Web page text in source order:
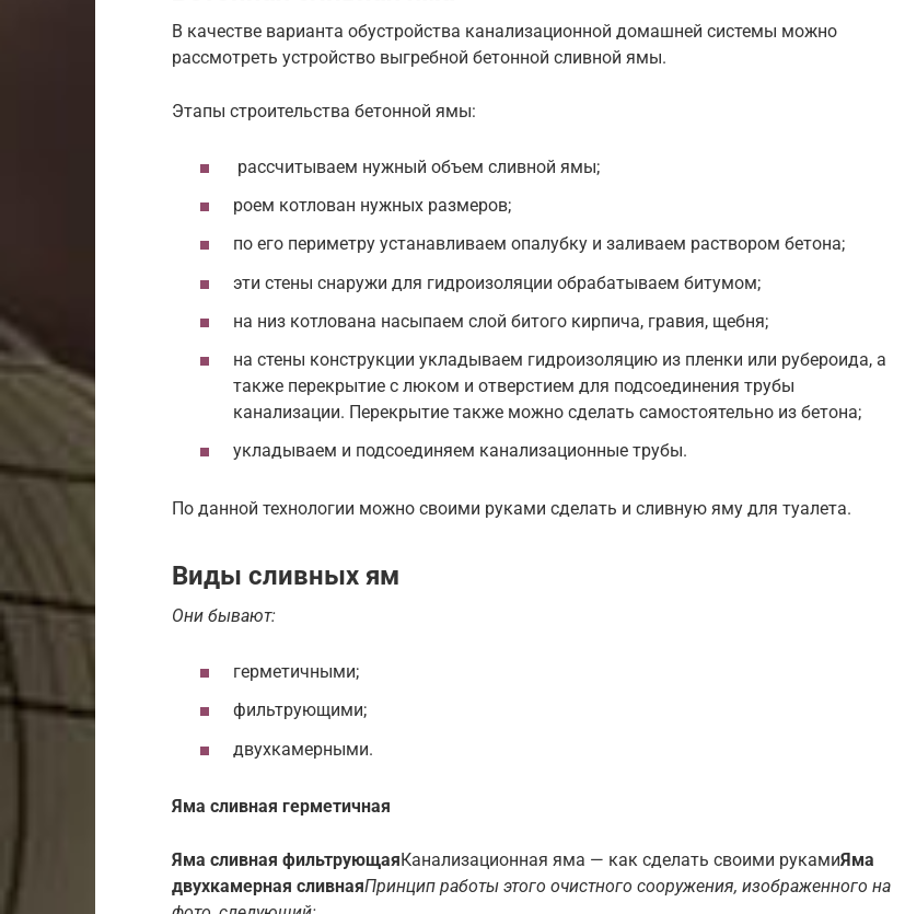
В качестве варианта обустройства канализационной домашней системы можно
рассмотреть устройство выгребной бетонной сливной ямы.
Этапы строительства бетонной ямы:
рассчитываем нужный объем сливной ямы;
роем котлован нужных размеров;
по его периметру устанавливаем опалубку и заливаем раствором бетона;
эти стены снаружи для гидроизоляции обрабатываем битумом;
на низ котлована насыпаем слой битого кирпича, гравия, щебня;
на стены конструкции укладываем гидроизоляцию из пленки или рубероида, а
также перекрытие с люком и отверстием для подсоединения трубы
канализации. Перекрытие также можно сделать самостоятельно из бетона;
укладываем и подсоединяем канализационные трубы.
По данной технологии можно своими руками сделать и сливную яму для туалета.
Виды сливных ям
Они бывают:
герметичными;
фильтрующими;
двухкамерными.
Яма сливная герметичная
Яма сливная фильтрующая Канализационная яма — как сделать своими рукамиЯма
двухкамерная сливнаяПринцип работы этого очистного сооружения, изображенного на